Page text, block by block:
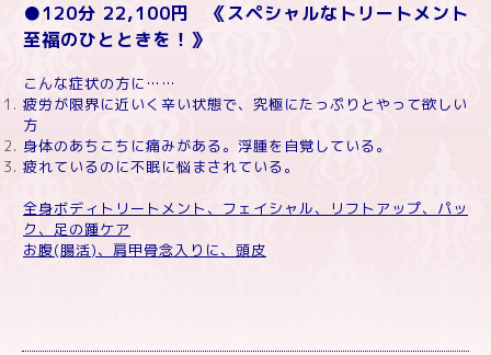
●120分 22,100円 《スペシャルなトリートメント
至福のひとときを！》
こんな症状の方に……
疲労が限界に近いく辛い状態で、究極にたっぷりとやって欲しい
方
身体のあちこちに痛みがある。浮腫を自覚している。
疲れているのに不眠に悩まされている。
全身ボディトリートメント、フェイシャル、リフトアップ、パッ
ク、足の踵ケア
お腹(腸活)、肩甲骨念入りに、頭皮